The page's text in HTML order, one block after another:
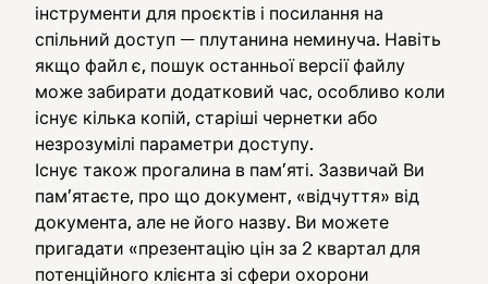
інструменти для проєктів і посилання на
спільний доступ — плутанина неминуча. Навіть
якщо файл є, пошук останньої версії файлу
може забирати додатковий час, особливо коли
існує кілька копій, старіші чернетки або
незрозумілі параметри доступу.
Існує також прогалина в пам’яті. Зазвичай Ви
пам’ятаєте, про що документ, «відчуття» від
документа, але не його назву. Ви можете
пригадати «презентацію цін за 2 квартал для
потенційного клієнта зі сфери охорони